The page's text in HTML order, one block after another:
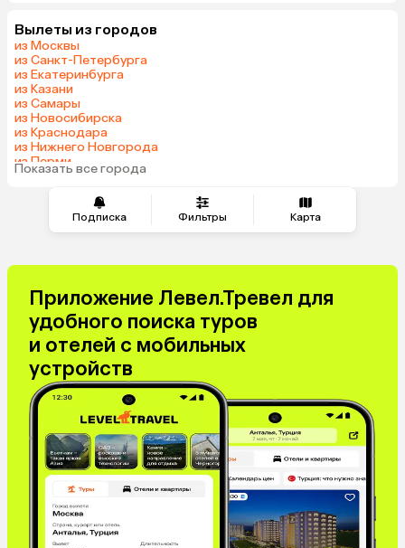
Подписка Фильтры Карта
Вылеты из городов
из Москвы
из Санкт-Петербурга
из Екатеринбурга
из Казани
из Самары
из Новосибирска
из Краснодара
из Нижнего Новгорода
из Перми
из Сочи
Показать все города
Приложение Левел.Тревел для
удобного поиска туров
и отелей с мобильных
устройств